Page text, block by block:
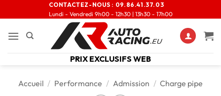
CONTACTEZ-NOUS : 09.86.41.37.03
Lundi - Vendredi 9h00 - 12h30 | 13h30 - 17h00
PRIX EXCLUSIFS WEB
Accueil / Performance / Admission / Charge pipe